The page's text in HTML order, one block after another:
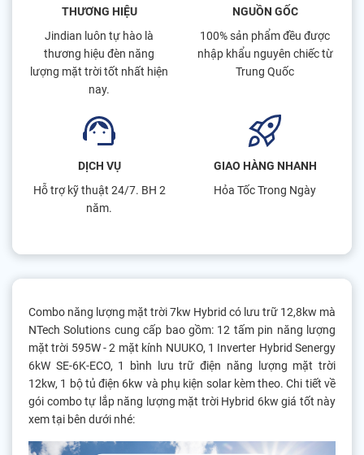
THƯƠNG HIỆU
Jindian luôn tự hào là
thương hiệu đèn năng
lượng mặt trời tốt nhất hiện
nay.
NGUỒN GỐC
100% sản phẩm đều được
nhập khẩu nguyên chiếc từ
Trung Quốc
DỊCH VỤ
Hỗ trợ kỹ thuật 24/7. BH 2
năm.
GIAO HÀNG NHANH
Hỏa Tốc Trong Ngày
Combo năng lượng mặt trời 7kw Hybrid có lưu trữ 12,8kw mà
NTech Solutions cung cấp bao gồm: 12 tấm pin năng lượng
mặt trời 595W - 2 mặt kính NUUKO, 1 Inverter Hybrid Senergy
6kW SE-6K-ECO, 1 bình lưu trữ điện năng lượng mặt trời
12kw, 1 bộ tủ điện 6kw và phụ kiện solar kèm theo. Chi tiết về
gói combo tự lắp năng lượng mặt trời Hybrid 6kw giá tốt này
xem tại bên dưới nhé: